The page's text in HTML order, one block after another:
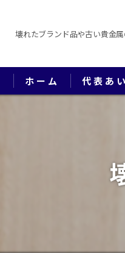
壊れたブランド品や古い貴金
ホーム 代表あ